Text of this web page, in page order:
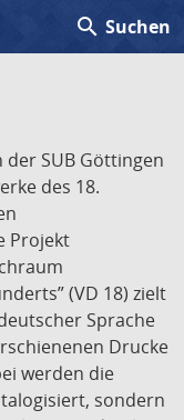
search Suchen
der SUB Göttingen
des 18.
Projekt
(VD 18) zielt
Sprache
Drucke
werden die
sondern